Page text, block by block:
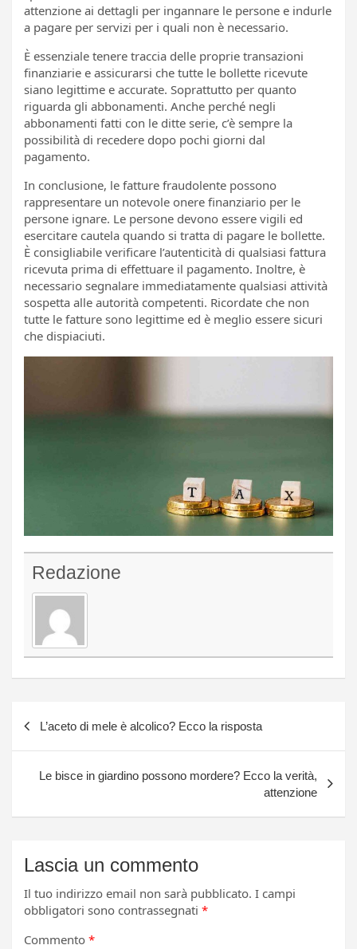
attenzione ai dettagli per ingannare le persone e indurle
a pagare per servizi per i quali non è necessario.
È essenziale tenere traccia delle proprie transazioni
finanziarie e assicurarsi che tutte le bollette ricevute
siano legittime e accurate. Soprattutto per quanto
riguarda gli abbonamenti. Anche perché negli
abbonamenti fatti con le ditte serie, c’è sempre la
possibilità di recedere dopo pochi giorni dal
pagamento.
In conclusione, le fatture fraudolente possono
rappresentare un notevole onere finanziario per le
persone ignare. Le persone devono essere vigili ed
esercitare cautela quando si tratta di pagare le bollette.
È consigliabile verificare l’autenticità di qualsiasi fattura
ricevuta prima di effettuare il pagamento. Inoltre, è
necessario segnalare immediatamente qualsiasi attività
sospetta alle autorità competenti. Ricordate che non
tutte le fatture sono legittime ed è meglio essere sicuri
che dispiaciuti.
Redazione
L’aceto di mele è alcolico? Ecco la risposta
Le bisce in giardino possono mordere? Ecco la verità,
attenzione
Lascia un commento
Il tuo indirizzo email non sarà pubblicato. I campi
obbligatori sono contrassegnati *
Commento *